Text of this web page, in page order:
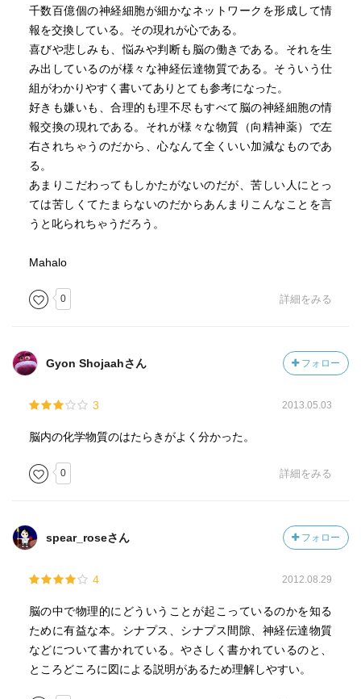
千数百億個の神経細胞が細かなネットワークを形成して情
報を交換している。その現れが心である。
喜びや悲しみも、悩みや判断も脳の働きである。それを生
み出しているのが様々な神経伝達物質である。そういう仕
組がわかりやすく書いてありとても参考になった。
好きも嫌いも、合理的も理不尽もすべて脳の神経細胞の情
報交換の現れである。それが様々な物質（向精神薬）で左
右されちゃうのだから、心なんて全くいい加減なものであ
る。
あまりこだわってもしかたがないのだが、苦しい人にとっ
ては苦しくてたまらないのだからあんまりこんなことを言
うと叱られちゃうだろう。
Mahalo
0 詳細をみる
Gyon Shojaahさん フォロー
3 2013.05.03
脳内の化学物質のはたらきがよく分かった。
0 詳細をみる
spear_roseさん フォロー
4 2012.08.29
脳の中で物理的にどういうことが起こっているのかを知る
ために有益な本。シナプス、シナプス間隙、神経伝達物質
などについて書かれている。やさしく書かれているのと、
ところどころに図による説明があるため理解しやすい。